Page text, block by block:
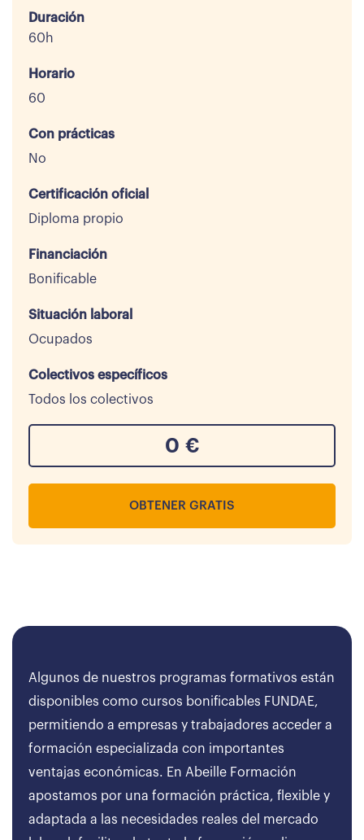
Duración
60h
Horario
60
Con prácticas
No
Certificación oficial
Diploma propio
Financiación
Bonificable
Situación laboral
Ocupados
Colectivos específicos
Todos los colectivos
0 €
OBTENER GRATIS
Algunos de nuestros programas formativos están
disponibles como cursos bonificables FUNDAE,
permitiendo a empresas y trabajadores acceder a
formación especializada con importantes
ventajas económicas. En Abeille Formación
apostamos por una formación práctica, flexible y
adaptada a las necesidades reales del mercado